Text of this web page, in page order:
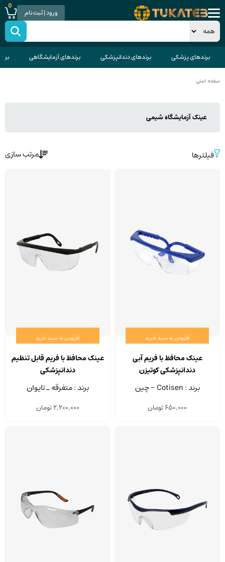
ورود | ثبت نام
0
برندهای پزشکی برندهای دندانپزشکی برندهای آزمایشگاهی
صفحه اصلی
عینک آزمایشگاه شیمی
فیلترها مرتب سازی
افزودن به سبد خرید
عینک محافظ با فریم آبی
دندانپزشکی کوتیزن
برند : Cotisen - چین
650,000تومان
افزودن به سبد خرید
عینک محافظ با فریم قابل تنظیم
دندانپزشکی
برند : متفرقه ـ تایوان
2,200,000تومان